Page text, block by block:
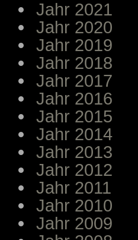
Jahr 2021
Jahr 2020
Jahr 2019
Jahr 2018
Jahr 2017
Jahr 2016
Jahr 2015
Jahr 2014
Jahr 2013
Jahr 2012
Jahr 2011
Jahr 2010
Jahr 2009